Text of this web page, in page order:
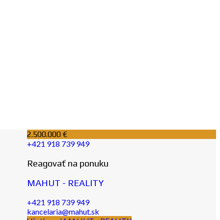
2.500.000 €
+421 918 739 949
Reagovať na ponuku
MAHUT - REALITY
+421 918 739 949
kancelaria@mahut.sk